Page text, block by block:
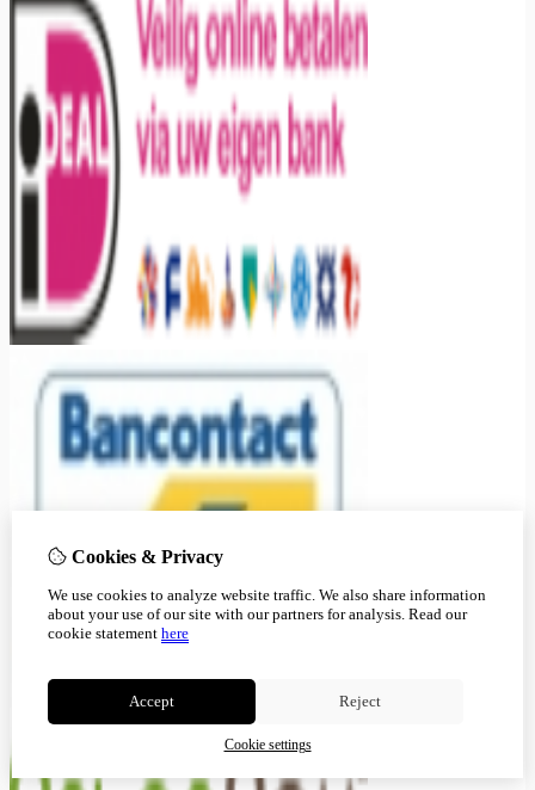
Cookies & Privacy
We use cookies to analyze website traffic. We also share information
about your use of our site with our partners for analysis. Read our
cookie statement here
Accept Reject
Cookie settings